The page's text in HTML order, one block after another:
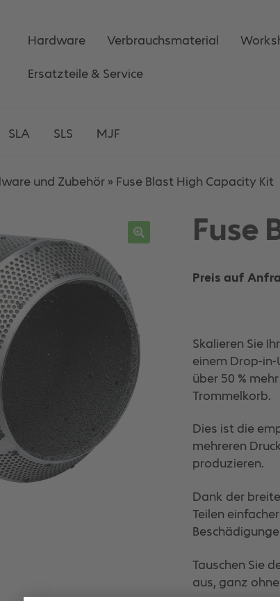
Hardware Verbrauchsmaterial
Ersatzteile & Service
SLA SLS MJF
und Zubehör » Fuse Blast High Capacity Kit
Fuse
Preis auf
Skalieren Sie
einem Drop-
über 50 %
Trommelkorb.
Dies ist die
mehreren
produzieren.
Dank der
Teilen
Tauschen Sie
aus, ganz